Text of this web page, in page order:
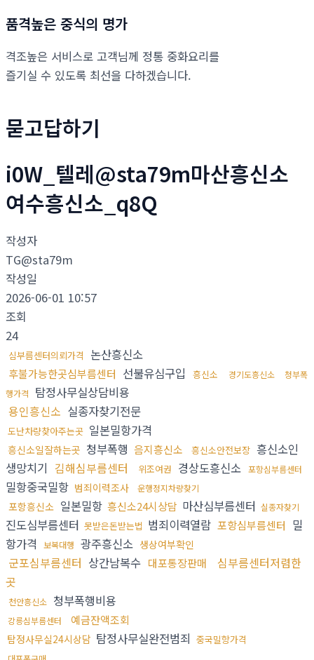
품격높은 중식의 명가
격조높은 서비스로 고객님께 정통 중화요리를
즐기실 수 있도록 최선을 다하겠습니다.
묻고답하기
i0W_텔레@sta79m마산흥신소
여수흥신소_q8Q
작성자
TG@sta79m
작성일
2026-06-01 10:57
조회
24
심부름센터의뢰가격 논산흥신소
후불가능한곳심부름센터 선불유심구입 흥신소 경기도흥신소
청부폭
행가격
탐정사무실상담비용
용인흥신소 실종자찾기전문
도난차량찾아주는곳 일본밀항가격
흥신소일잘하는곳 청부폭행 음지흥신소 흥신소안전보장 흥신소인
생망치기 김해심부름센터 위조여권 경상도흥신소 포항심부름센터
밀항중국밀항 범죄이력조사 운행정지차량찾기
포항흥신소 일본밀항 흥신소24시상담 마산심부름센터 실종자찾기
진도심부름센터 못받은돈받는법 범죄이력열람 포항심부름센터 밀
항가격
보복대행 광주흥신소 생상여부확인
군포심부름센터 상간남복수 대포통장판매
심부름센터저렴한
곳
천안흥신소 청부폭행비용
강릉심부름센터 예금잔액조회
탐정사무실24시상담 탐정사무실완전범죄 중국밀항가격